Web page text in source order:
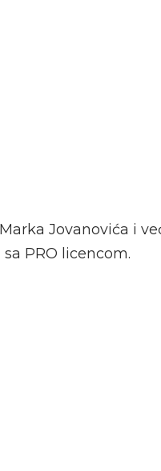
Jovanovića i
PRO licencom.